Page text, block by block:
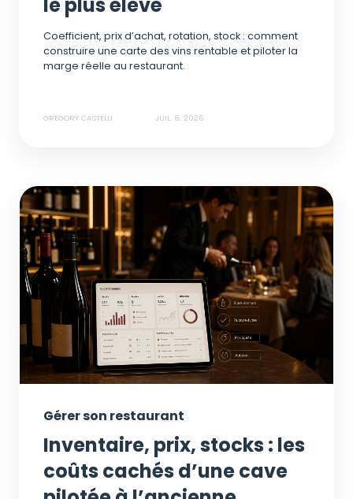
le plus élevé
Coefficient, prix d’achat, rotation, stock : comment
construire une carte des vins rentable et piloter la
marge réelle au restaurant.
GRÉGORY CASTELLI JUIL. 8, 2026
Gérer son restaurant
Inventaire, prix, stocks : les
coûts cachés d’une cave